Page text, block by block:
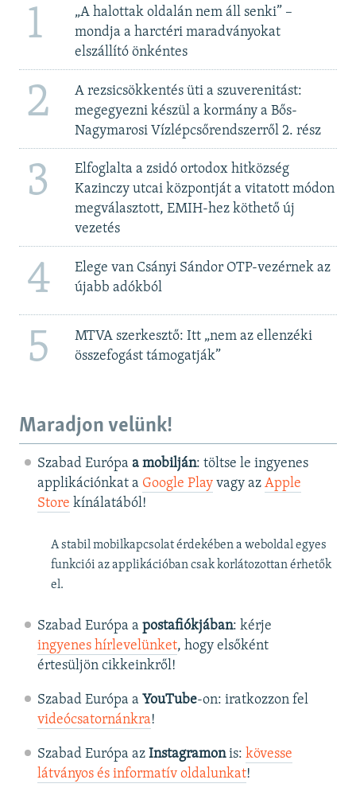
1
„A halottak oldalán nem áll senki” –
mondja a harctéri maradványokat
elszállító önkéntes
2
A rezsicsökkentés üti a szuverenitást:
megegyezni készül a kormány a Bős-
Nagymarosi Vízlépcsőrendszerről 2. rész
3
Elfoglalta a zsidó ortodox hitközség
Kazinczy utcai központját a vitatott módon
megválasztott, EMIH-hez köthető új
vezetés
4
Elege van Csányi Sándor OTP-vezérnek az
újabb adókból
5
MTVA szerkesztő: Itt „nem az ellenzéki
összefogást támogatják”
Maradjon velünk!
Szabad Európa a mobilján: töltse le ingyenes
applikációnkat a Google Playvagy az Apple
Store kínálatából!
A stabil mobilkapcsolat érdekében a weboldal egyes
funkciói az applikációban csak korlátozottan érhetők
el.
Szabad Európa a postafiókjában: kérje
ingyenes hírlevelünket, hogy elsőként
értesüljön cikkeinkről!
Szabad Európa a YouTube-on: iratkozzon fel
videócsatornánkra!
Szabad Európa az Instagramonis: kövesse
látványos és informatív oldalunkat! ​